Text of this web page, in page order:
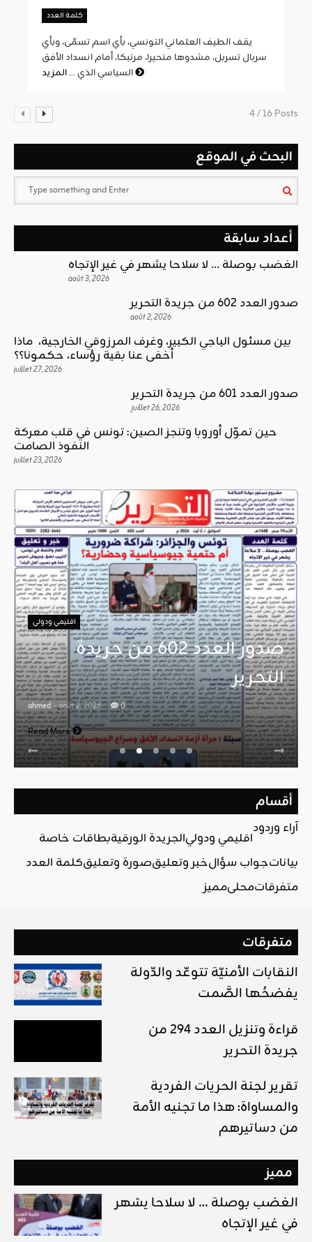
كلمة العدد
يقف الطيف العلماني التونسي، بأي اسم تسمّى، وبأي
سربال تسربل، مشدوها متحيرا، مرتبكا، أمام انسداد الأفق
السياسي الذي ...
4 / 16 Posts
البحث في الموقع
أعداد سابقة
الغضب بوصلة … لا سلاحا يشهر في غير الإتجاه
août 3, 2026
صدور العدد 602 من جريدة التحرير
août 2, 2026
بين مسئول الباجي الكبير، وغرف المرزوقي الخارجية، ماذا
أخفى عنا بقية رؤساء، حكمونا؟؟
juillet 27, 2026
صدور العدد 601 من جريدة التحرير
juillet 26, 2026
حين تموّل أوروبا وتنجز الصين: تونس في قلب معركة
النفوذ الصامت
juillet 23, 2026
اقليمي ودولي
صدور العدد 602 من جريدة
التحرير
ahmed - août 2, 2026 0
Read More
أقسام
آراء وردود
اقليمي ودوليالجريدة الورقيةبطاقات خاصة
بياناتجواب سؤالخبر وتعليقصورة وتعليقكلمة العدد
متفرقاتمحليمميز
متفرقات
النقابات الأمنيّة تتوعّد والدّولة
يفضحُها الصَّمت
قراءة وتنزيل العدد 294 من
جريدة التحرير
تقرير لجنة الحريات الفردية
والمساواة: هذا ما تجنيه الأمة
من دساتيرهم
مميز
الغضب بوصلة … لا سلاحا يشهر
في غير الإتجاه